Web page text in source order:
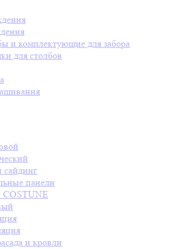
и комплектующие для забора
для столбов
панели
COSTUNE
и кровли